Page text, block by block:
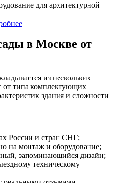
для архитектурной
в Москве от
из нескольких
от типа комплектующих
здания и сложности
России и стран СНГ;
на монтаж и оборудование;
запоминающийся дизайн;
техническому